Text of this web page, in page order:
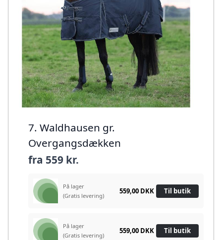
7. Waldhausen gr.
Overgangsdækken
fra 559 kr.
På lager
(Gratis levering)
559,00 DKK Til butik
På lager
(Gratis levering)
559,00 DKK Til butik